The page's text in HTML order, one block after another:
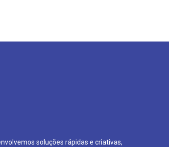
soluções rápidas e criativas,